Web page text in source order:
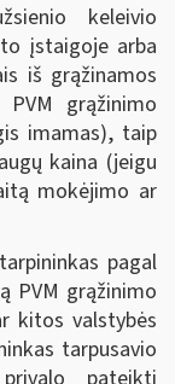
keleivio
įstaigoje arba
iš grąžinamos
grąžinimo
imamas), taip
kaina (jeigu
mokėjimo ar
pagal
PVM grąžinimo
kitos valstybės
tarpusavio
pateikti